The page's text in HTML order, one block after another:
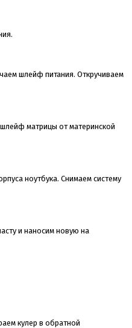
шлейф питания. Откручиваем
матрицы от материнской
ноутбука. Снимаем систему
и наносим новую на
кулер в обратной